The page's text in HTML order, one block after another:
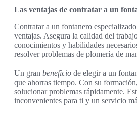
Las ventajas de contratar a un
Contratar a un fontanero
ventajas. Asegura la calidad del
conocimientos y habilidades
resolver problemas de plomería de
Un gran beneficio de elegir a un
que ahorras tiempo. Con su
solucionar problemas rápidamente.
inconvenientes para ti y un servicio